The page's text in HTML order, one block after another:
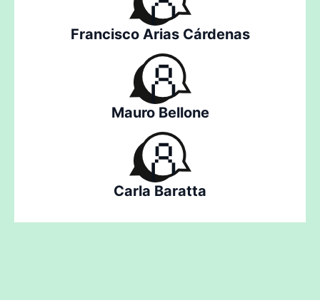
Francisco Arias Cárdenas
Mauro Bellone
Carla Baratta